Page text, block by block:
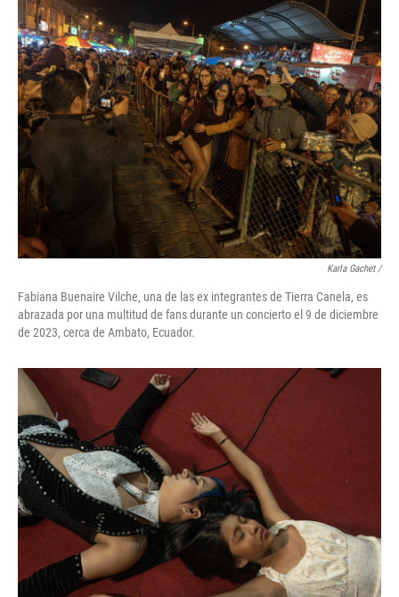
Karla Gachet/
Fabiana Buenaire Vilche, una de las ex integrantes de Tierra Canela, es
abrazada por una multitud de fans durante un concierto el 9 de diciembre
de 2023, cerca de Ambato, Ecuador.